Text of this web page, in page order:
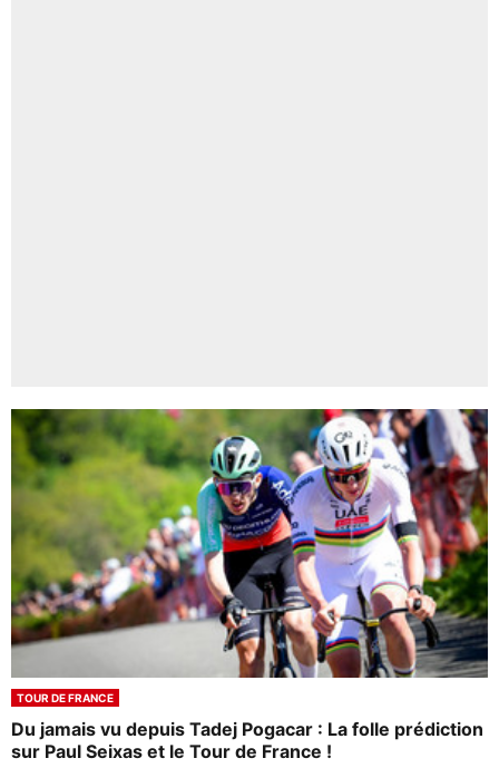
TOUR DE FRANCE
Du jamais vu depuis Tadej Pogacar : La folle prédiction
sur Paul Seixas et le Tour de France !